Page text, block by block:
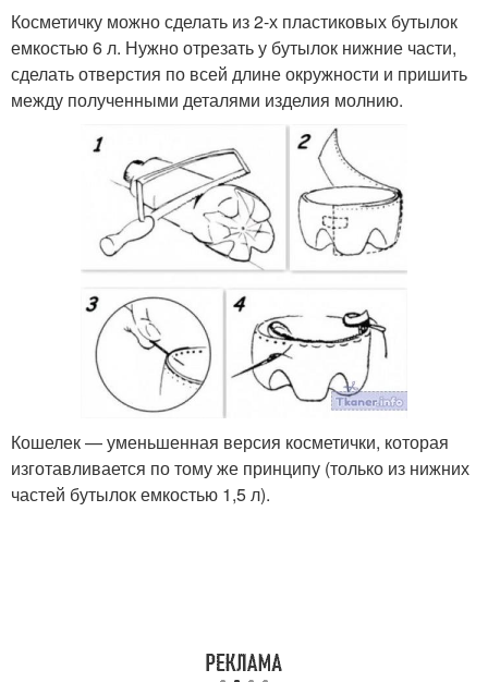
Косметичку можно сделать из 2-х пластиковых бутылок
емкостью 6 л. Нужно отрезать у бутылок нижние части,
сделать отверстия по всей длине окружности и пришить
между полученными деталями изделия молнию.
Кошелек — уменьшенная версия косметички, которая
изготавливается по тому же принципу (только из нижних
частей бутылок емкостью 1,5 л).